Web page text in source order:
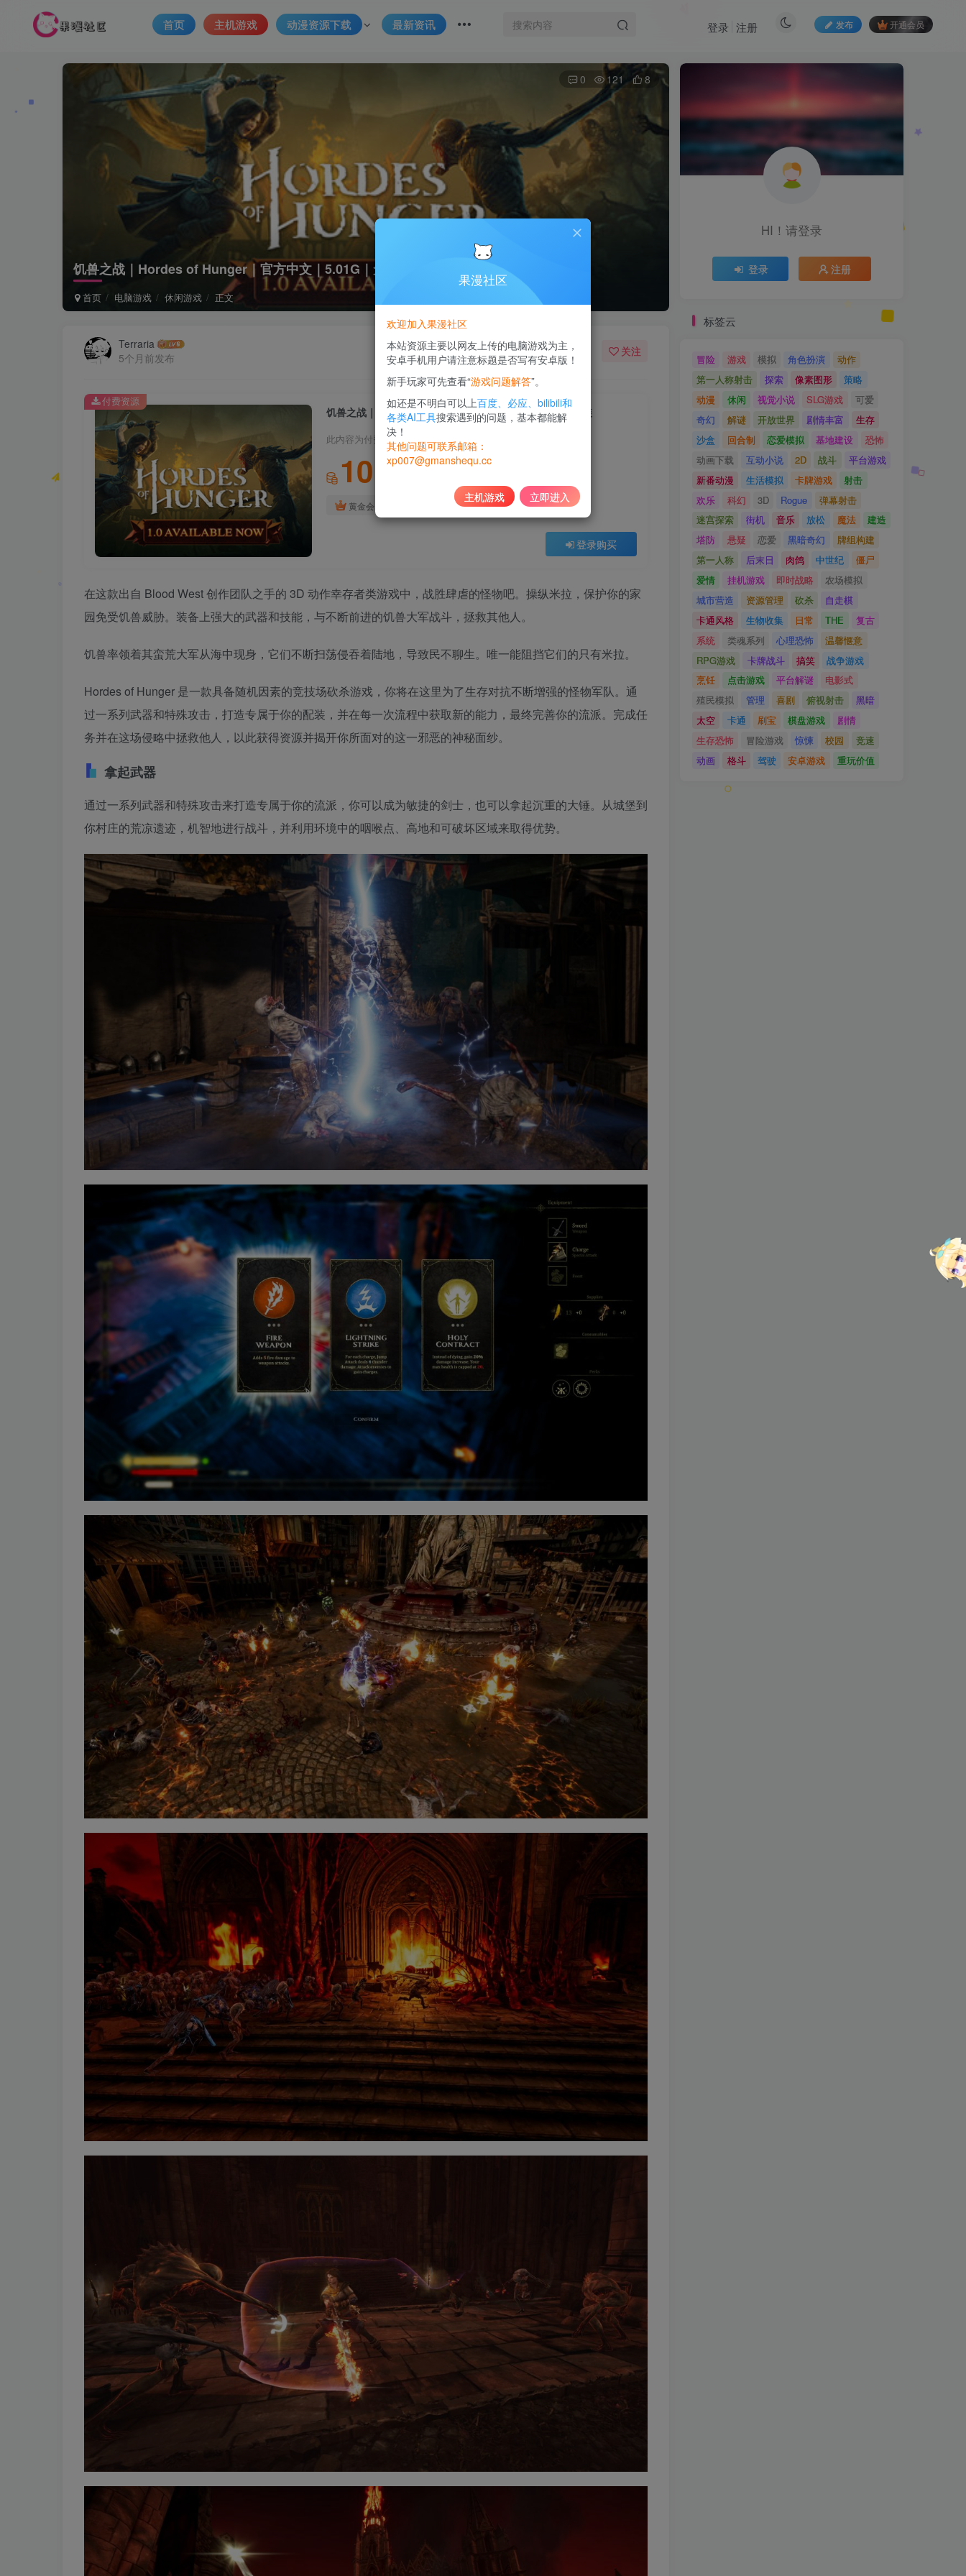
首页 主机游戏 动漫资源下载 最新资讯 发布 开通会员
登录 注册
饥兽之战｜Hordes of Hunger｜官方中文｜5.01G｜免安装
首页 电脑游戏 休闲游戏 正文
0 121 8
Terraria
5个月前发布
关注
饥兽之战｜Hordes of Hunger｜官方中文｜5.01G｜免安装
此内容为付费资源，请付费后查看
10
黄金会员
登录购买
付费资源
在这款出自 Blood West 创作团队之手的 3D 动作幸存者类游戏中，战胜肆虐的怪物吧。操纵米拉，保护你的家
园免受饥兽威胁。装备上强大的武器和技能，与不断前进的饥兽大军战斗，拯救其他人。
饥兽率领着其蛮荒大军从海中现身，它们不断扫荡侵吞着陆地，导致民不聊生。唯一能阻挡它们的只有米拉。
Hordes of Hunger 是一款具备随机因素的竞技场砍杀游戏，你将在这里为了生存对抗不断增强的怪物军队。通
过一系列武器和特殊攻击，打造专属于你的配装，并在每一次流程中获取新的能力，最终完善你的流派。完成任
务并在这场侵略中拯救他人，以此获得资源并揭开你所面对的这一邪恶的神秘面纱。
拿起武器
通过一系列武器和特殊攻击来打造专属于你的流派，你可以成为敏捷的剑士，也可以拿起沉重的大锤。从城堡到
你村庄的荒凉遗迹，机智地进行战斗，并利用环境中的咽喉点、高地和可破坏区域来取得优势。
HI！请登录
登录 注册
标签云
冒险 游戏 模拟 角色扮演
动作
第一人称射击
探索 像素图形
策略
动漫
休闲 视觉小说 SLG游戏
可爱
奇幻
解谜 开放世界 剧情丰富
生存
沙盒
回合制 恋爱模拟 基地建设
恐怖
动画下载
互动小说 2D 战斗
平台游戏
新番动漫
生活模拟 卡牌游戏
射击
欢乐
科幻 3D Rogue
弹幕射击
迷宫探索
街机 音乐 放松 魔法
建造
塔防
悬疑 恋爱 黑暗奇幻
牌组构建
第一人称
后末日 肉鸽 中世纪
僵尸
爱情
挂机游戏 即时战略
农场模拟
城市营造
资源管理 砍杀
自走棋
卡通风格
生物收集 日常 THE
复古
系统
类魂系列 心理恐怖
温馨惬意
RPG游戏
卡牌战斗 搞笑
战争游戏
烹饪
点击游戏 平台解谜
电影式
殖民模拟
管理 喜剧 俯视射击
黑暗
太空
卡通 刷宝 棋盘游戏
剧情
生存恐怖
冒险游戏 惊悚 校园
竞速
动画
格斗 驾驶 安卓游戏 重玩价值
果漫社区
欢迎加入果漫社区
本站资源主要以网友上传的电脑游戏为主，
安卓手机用户请注意标题是否写有安卓版！
新手玩家可先查看“游戏问题解答”。
如还是不明白可以上百度、必应、bilibili和
各类AI工具搜索遇到的问题，基本都能解
决！
其他问题可联系邮箱：
xp007@gmanshequ.cc
主机游戏 立即进入